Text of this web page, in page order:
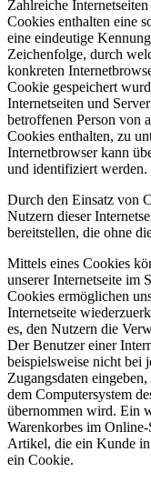
Zahlreiche
Cookies enthalten eine
eine eindeutige
Zeichenfolge, durch
konkreten
Cookie gespeichert
Internetseiten und
betroffenen Person von
Cookies enthalten, zu
Internetbrowser kann
und identifiziert werden.
Durch den Einsatz von
Nutzern dieser
bereitstellen, die ohne
Mittels eines Cookies
unserer Internetseite im
Cookies ermöglichen
Internetseite
es, den Nutzern die
Der Benutzer einer
beispielsweise nicht bei
Zugangsdaten
dem Computersystem
übernommen wird. Ein
Warenkorbes im
Artikel, die ein Kunde
ein Cookie.